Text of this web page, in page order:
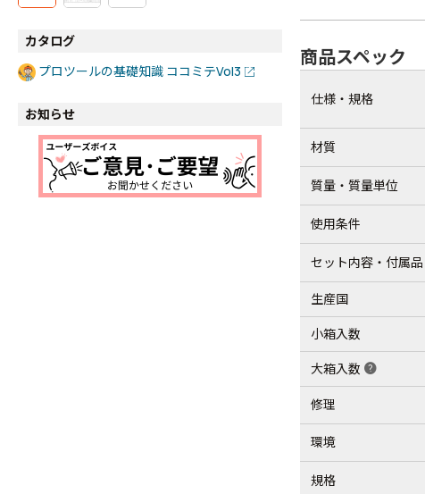
カタログ
プロツールの基礎知識 ココミテVol3
お知らせ
商品スペック
仕様・規格
材質
質量・質量単位
使用条件
セット内容・付属品
生産国
小箱入数
大箱入数 help
修理
環境
規格